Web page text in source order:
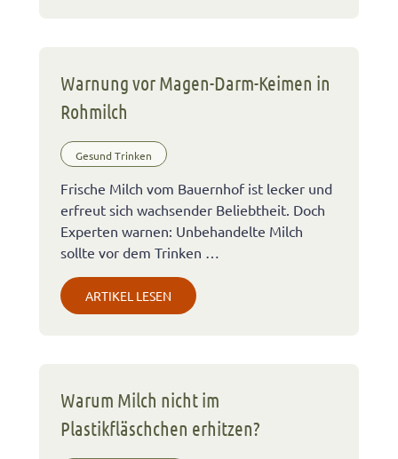
Warnung vor Magen-Darm-Keimen in
Rohmilch
Gesund Trinken
Frische Milch vom Bauernhof ist lecker und
erfreut sich wachsender Beliebtheit. Doch
Experten warnen: Unbehandelte Milch
sollte vor dem Trinken …
ARTIKEL LESEN
Warum Milch nicht im
Plastikfläschchen erhitzen?